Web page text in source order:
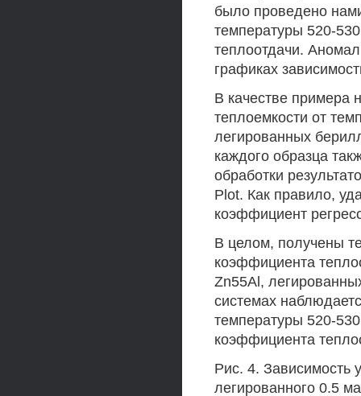
было проведено
температуры 520-
теплоотдачи.
графиках
В качестве примера
теплоемкости от
легированных
каждого образца
обработки
Plot. Как правило,
коэффициент
В целом, получены
коэффициента
Zn55Al,
системах
температуры 520-
коэффициента
Рис. 4. Зависимость
легированного 0.5